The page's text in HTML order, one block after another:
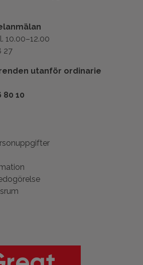
10.00–12.00
27
utanför ordinarie
80 10